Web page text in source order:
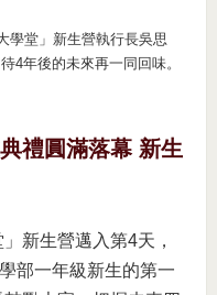
學堂」新生營執行長吳思
4年後的未來再一同回味。
禮圓滿落幕 新生
新生營邁入第4天，
部一年級新生的第一